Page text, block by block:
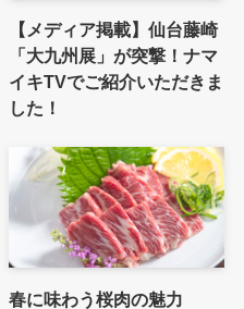
【メディア掲載】仙台藤崎
「大九州展」が突撃！ナマ
イキTVでご紹介いただきま
した！
春に味わう桜肉の魅力